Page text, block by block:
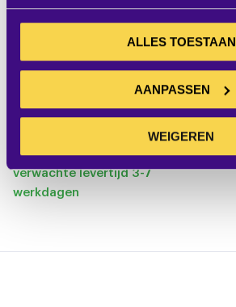
ALLES TOESTAAN
AANPASSEN
WEIGEREN
HomeScreen Deluxe
150x240 HD Progressive
0.9
€ 970,00
IN WINKELWAGEN
verwachte levertijd 3-7
werkdagen